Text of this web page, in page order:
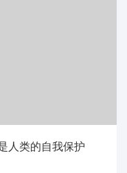
人类的自我保护